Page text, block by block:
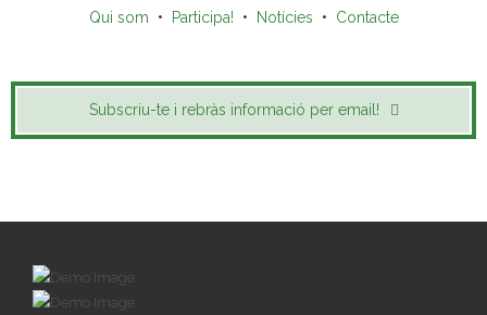
Qui som • Participa! • Notícies • Contacte
Subscriu-te i rebràs informació per email!